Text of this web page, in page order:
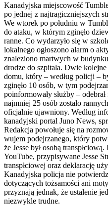
Kanadyjska miejscowość
po jednej z najtragiczniejszych
We wtorek po południu w
do ataku, w którym zginęło
ranne. Co wydarzyło się w
lokalnego ogłoszono alarm o
znaleziono martwych w
drodze do szpitala. Dwie
domu, który – według policji –
zginęło 10 osób, w tym
poinformowały służby –
najmniej 25 osób zostało
oficjalnie ujawniony. Według
kanadyjski portal Juno News,
Redakcja powołuje się na
wujem podejrzanego, który
że Jesse był osobą
YouTube, przypisywane Jesse
transpłciowej oraz deklarację
Kanadyjska policja nie
dotyczących tożsamości ani
przyznają jednak, że ustalenie
niezwykle trudne.